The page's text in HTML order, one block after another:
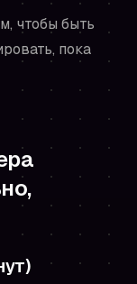
чтобы быть
пока